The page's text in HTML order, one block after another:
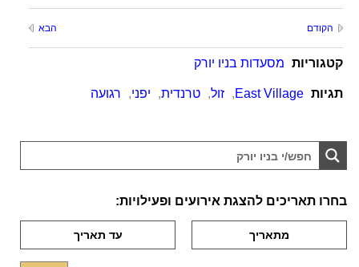
הקודם הבא
קטגוריות מסעדות בניו יורק
תגיות East Village
, זול, טרנדית, יפני, רגועה
בחרו תאריכים להצגת אירועים ופעילויות: